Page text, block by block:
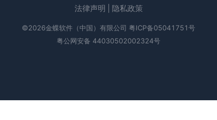
法律声明 隐私政策
©2026金蝶软件（中国）有限公司 粤ICP备05041751号
粤公网安备 44030502002324号